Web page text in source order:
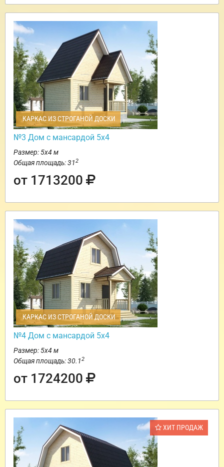
КАРКАС ИЗ СТРОГАНОЙ ДОСКИ
№3 Дом с мансардой 5х4
Размер: 5х4 м
Общая площадь: 312
от 1713200
КАРКАС ИЗ СТРОГАНОЙ ДОСКИ
№4 Дом с мансардой 5х4
Размер: 5х4 м
Общая площадь: 30.12
от 1724200
ХИТ ПРОДАЖ